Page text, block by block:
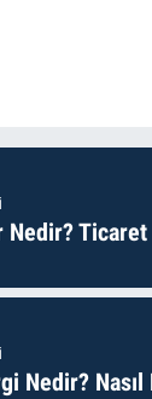
Nedir?
Nedir? Nasıl